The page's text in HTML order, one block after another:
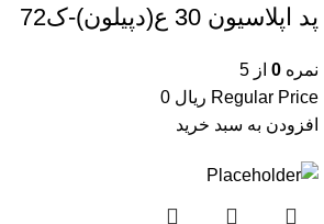
پد اپلاسیون 30 ع(دپیلون)-ک72
نمره 0 از 5
Regular Price ریال
افزودن به سبد خرید